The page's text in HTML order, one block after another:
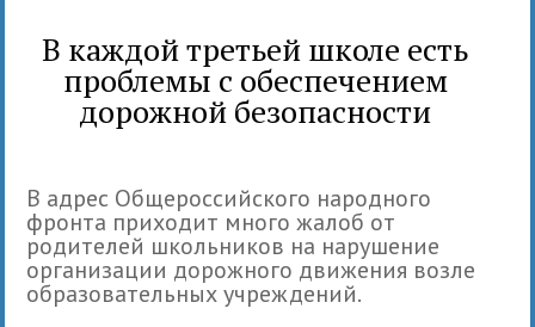
В каждой третьей школе есть
проблемы с обеспечением
дорожной безопасности
В адрес Общероссийского народного
фронта приходит много жалоб от
родителей школьников на нарушение
организации дорожного движения возле
образовательных учреждений.